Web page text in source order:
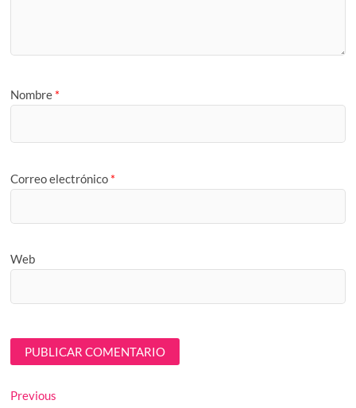
Nombre *
Correo electrónico *
Web
Navegación
Previous